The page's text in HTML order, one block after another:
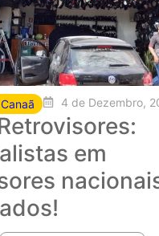
4 de Dezembro,
em